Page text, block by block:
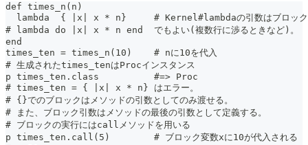
def times_n(n)
  lambda  { |x| x * n}     # Kernel#lambdaの引数はブロック
# lambda do |x| x * n end  でもよい(複数行に渉るときなど)。
end
times_ten = times_n(10)    # nに10を代入
# 生成されたtimes_tenはProcインスタンス
p times_ten.class          #=> Proc
# times_ten = { |x| x * n} はエラー。
# {}でのブロックはメソッドの引数としてのみ渡せる。
# また、ブロック引数はメソッドの最後の引数として定義する。
# ブロックの実行にはcallメソッドを用いる
p times_ten.call(5)        # ブロック変数xに10が代入される